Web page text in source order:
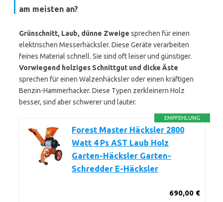
am meisten an?
Grünschnitt, Laub, dünne Zweige sprechen für einen
elektrischen Messerhäcksler. Diese Geräte verarbeiten
feines Material schnell. Sie sind oft leiser und günstiger.
Vorwiegend holziges Schnittgut und dicke Äste
sprechen für einen Walzenhäcksler oder einen kräftigen
Benzin-Hammerhacker. Diese Typen zerkleinern Holz
besser, sind aber schwerer und lauter.
EMPFEHLUNG
Forest Master Häcksler 2800
Watt 4 Ps AST Laub Holz
Garten-Häcksler Garten-
Schredder E-Häcksler
690,00 €